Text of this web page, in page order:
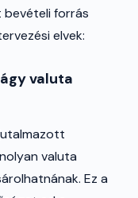
forrás
elvek:
valuta
valuta
Ez a